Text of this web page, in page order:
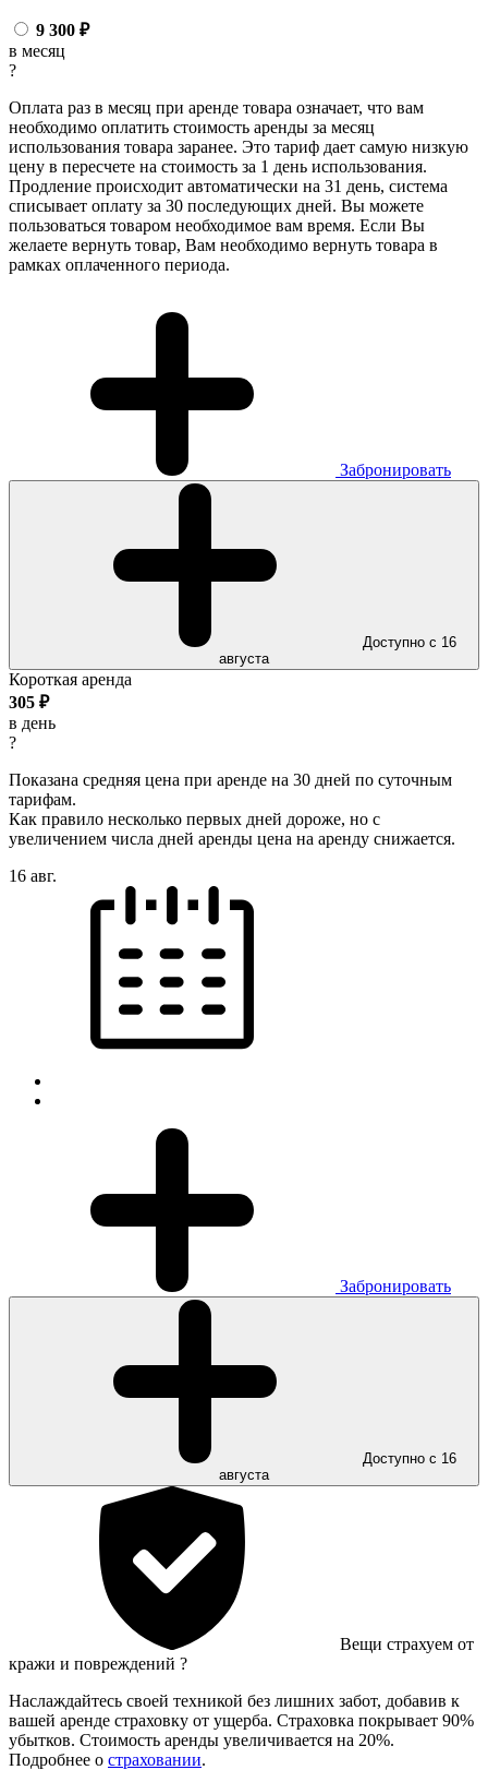
9 300 ₽
в месяц
?
Оплата раз в месяц при аренде товара означает, что вам
необходимо оплатить стоимость аренды за месяц
использования товара заранее. Это тариф дает самую низкую
цену в пересчете на стоимость за 1 день использования.
Продление происходит автоматически на 31 день, система
списывает оплату за 30 последующих дней. Вы можете
пользоваться товаром необходимое вам время. Если Вы
желаете вернуть товар, Вам необходимо вернуть товара в
рамках оплаченного периода.
Забронировать
Доступно с 16
августа
Короткая аренда
305 ₽
в день
?
Показана средняя цена при аренде на 30 дней по суточным
тарифам.
Как правило несколько первых дней дороже, но с
увеличением числа дней аренды цена на аренду снижается.
16 авг.
Забронировать
Доступно с 16
августа
Вещи страхуем от
кражи и повреждений ?
Наслаждайтесь своей техникой без лишних забот, добавив к
вашей аренде страховку от ущерба. Страховка покрывает 90%
убытков. Стоимость аренды увеличивается на 20%.
Подробнее о страховании.